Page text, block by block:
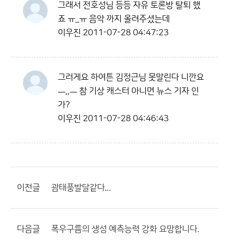
그래서 전호성님 등등 자유 토론방 탈퇴 했
죠 ㅠ_ㅠ 음악 까지 올려주셨는데
이우진 2011-07-28 04:47:23
그러게요 하여튼 김정근님 못말린다 니깐요
ㅡ,,ㅡ 참 기상 캐스터 아니면 뉴스 기자 인
가?
이우진 2011-07-28 04:46:43
이전글 괌태풍발달같다...
다음글 폭우구름의 생성 예측능력 강화 요망합니다.